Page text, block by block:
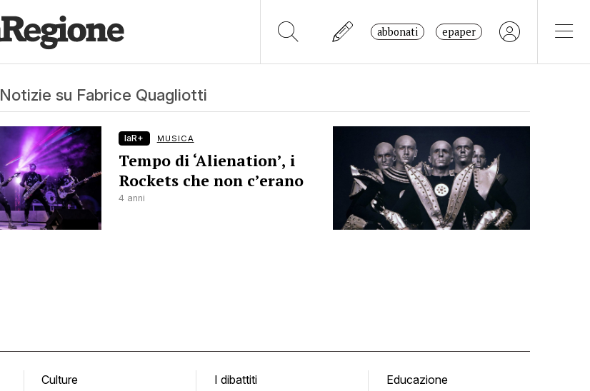
abbonati epaper
Notizie su Fabrice Quagliotti
laR+ MUSICA
Tempo di ‘Alienation’, i
Rockets che non c’erano
4 anni
Culture
I dibattiti
Educazione